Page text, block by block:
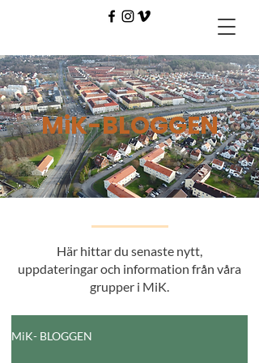
MiK-BLOGGEN
Här hittar du senaste nytt,
uppdateringar och information från våra
grupper i MiK.
MiK- BLOGGEN